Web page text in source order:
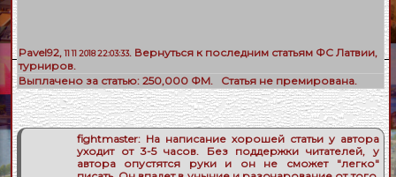
Pavel92,11 11 2018 22:03:33. Вернуться к последним статьям ФС Латвии,
турниров.
Выплачено за статью: 250,000ФМ. Статья не премирована.
fightmaster:На написание хорошей статьи у автора
уходит от 3-5 часов. Без поддержки читателей, у
автора опустятся руки и он не сможет "легко"